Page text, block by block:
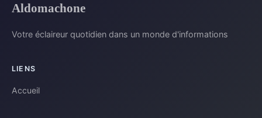
Aldomachone
Votre éclaireur quotidien dans un monde d'informations
LIENS
Accueil